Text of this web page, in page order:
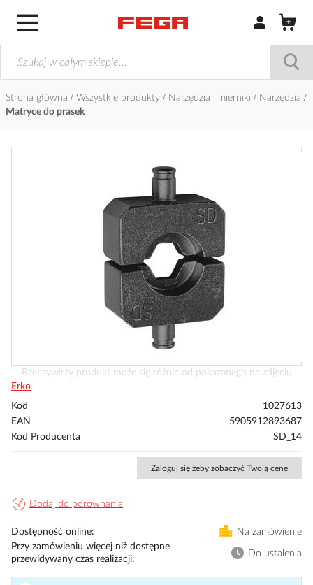
Zaloguj się /
Strona główna Wszystkie produkty Narzędzia i mierniki
Narzędzia
Matryce do prasek
Przejdź
na
początek
Rzeczywisty produkt może się różnić od pokazanego na zdjęciu
Erko
Kod
1027613
EAN
5905912893687
Kod Producenta
SD_14
Zaloguj się żeby zobaczyć Twoją cenę
Dodaj do porównania
Dostępność online
Na zamówienie
Przy zamówieniu więcej niż dostępne
przewidywany czas realizacji
Do ustalenia